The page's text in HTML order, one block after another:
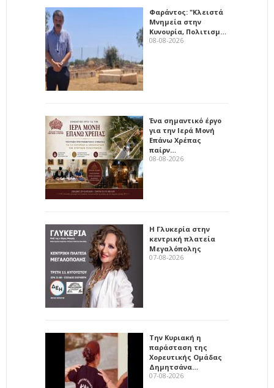
Φαράντος: "Κλειστά
Μνημεία στην
Κυνουρία, Πολιτισμ…
08-08-2026
Ένα σημαντικό έργο
για την Ιερά Μονή
Επάνω Χρέπας
παίρν…
08-08-2026
Η Γλυκερία στην
κεντρική πλατεία
Μεγαλόπολης
07-08-2026
Την Κυριακή η
παράσταση της
Χορευτικής Ομάδας
Δημητσάνα…
07-08-2026